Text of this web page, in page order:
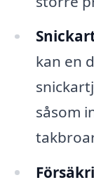
kan en
såsom